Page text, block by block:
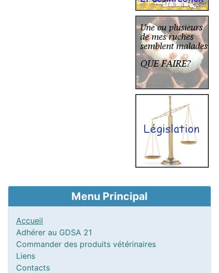
Menu Principal
Accueil
Adhérer au GDSA 21
Commander des produits vétérinaires
Liens
Contacts